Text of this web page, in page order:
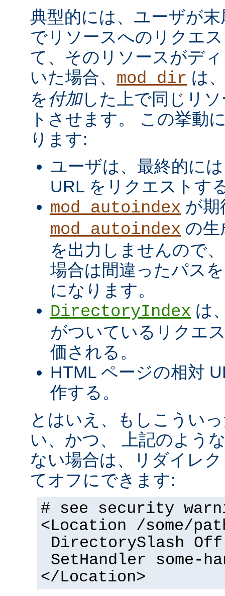
典型的には、ユーザが
でリソースへのリクエ
て、そのリソースがデ
いた場合、 mod_dir は
を付加した上で同じリ
トさせます。 この挙動
ります:
ユーザは、最終的に
URL をリクエストす
mod_autoindex が期
mod_autoindex の生
を出力しませんので
場合は間違ったパス
になります。
DirectoryIndex は
がついているリクエ
価される。
HTML ページの相対
作する。
とはいえ、もしこうい
い、かつ、 上記のよう
ない場合は、リダイレ
てオフにできます:
# see security
<Location /some/
DirectorySlash Off
SetHandler some-
</Location>